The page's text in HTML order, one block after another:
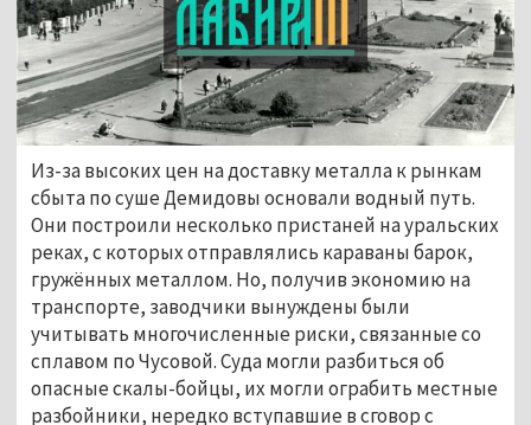
Из-за высоких цен на доставку металла к рынкам
сбыта по суше Демидовы основали водный путь.
Они построили несколько пристаней на уральских
реках, с которых отправлялись караваны барок,
гружённых металлом. Но, получив экономию на
транспорте, заводчики вынуждены были
учитывать многочисленные риски, связанные со
сплавом по Чусовой. Суда могли разбиться об
опасные скалы-бойцы, их могли ограбить местные
разбойники, нередко вступавшие в сговор с